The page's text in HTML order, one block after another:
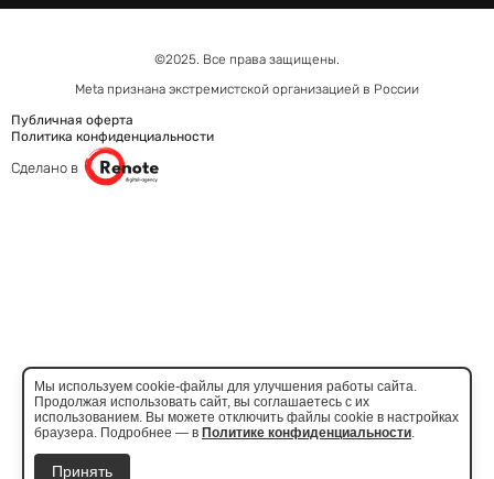
©2025. Все права защищены.
Meta признана экстремистcкой организацией в России
Публичная оферта
Политика конфиденциальности
Сделано в
Мы используем cookie-файлы для улучшения работы сайта.
Продолжая использовать сайт, вы соглашаетесь с их
использованием. Вы можете отключить файлы cookie в настройках
браузера. Подробнее — в Политике конфиденциальности.
Принять